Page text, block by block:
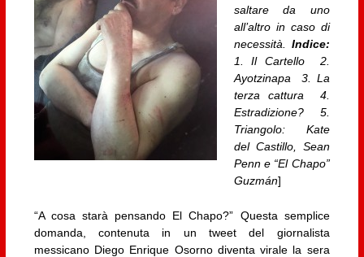
saltare da uno
all’altro in caso di
necessità. Indice:
1. Il Cartello 2.
Ayotzinapa 3. La
terza cattura 4.
Estradizione? 5.
Triangolo: Kate
del Castillo, Sean
Penn e “El Chapo”
Guzmán]
“A cosa starà pensando El Chapo?” Questa semplice
domanda, contenuta in un tweet del giornalista
messicano Diego Enrique Osorno diventa virale la sera